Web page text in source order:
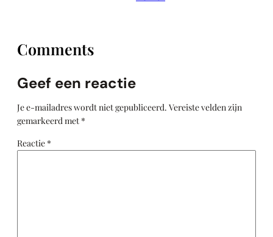
Comments
Geef een reactie
Je e-mailadres wordt niet gepubliceerd. Vereiste velden zijn
gemarkeerd met *
Reactie *